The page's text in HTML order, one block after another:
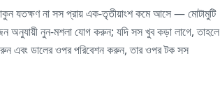
যতক্ষণ না সস প্রায় এক-তৃতীয়াংশ কমে আসে — মোটামুটি
অনুযায়ী নুন-মশলা যোগ করুন; যদি সস খুব কড়া লাগে, তাহলে
করুন এবং ডালের ওপর পরিবেশন করুন, তার ওপর টক সস